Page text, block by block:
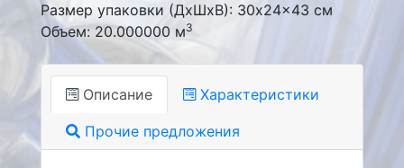
Размер упаковки (ДxШxВ): 30x24x43 см
Объем: 20.000000 м3
Описание Характеристики
Прочие предложения